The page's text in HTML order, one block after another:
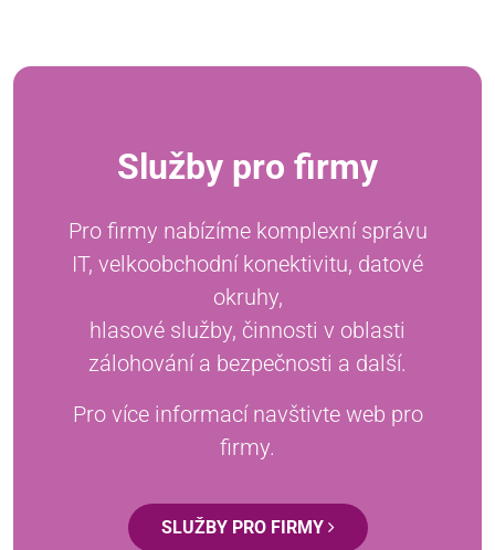
Služby pro firmy
Pro firmy nabízíme komplexní správu
IT, velkoobchodní konektivitu, datové
okruhy,
hlasové služby, činnosti v oblasti
zálohování a bezpečnosti a další.
Pro více informací navštivte web pro
firmy.
SLUŽBY PRO FIRMY